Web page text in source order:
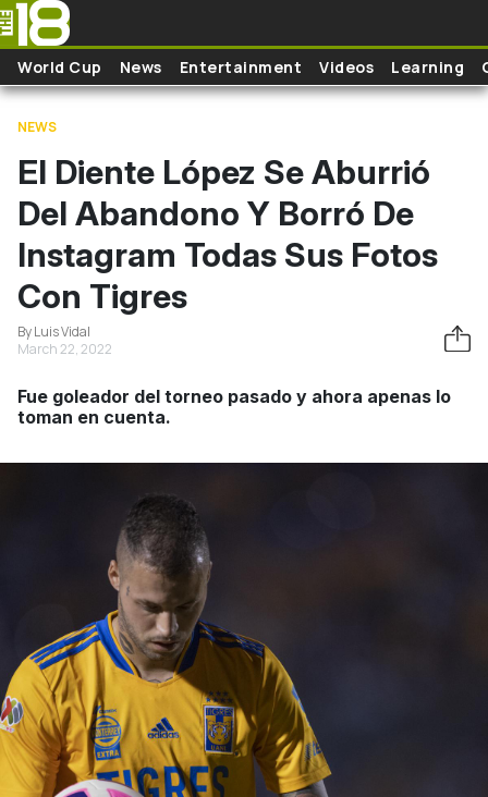
Skip to main content
World Cup News Entertainment Videos Learning
NEWS
El Diente López Se Aburrió
Del Abandono Y Borró De
Instagram Todas Sus Fotos
Con Tigres
By Luis Vidal
March 22, 2022
Fue goleador del torneo pasado y ahora apenas lo
toman en cuenta.